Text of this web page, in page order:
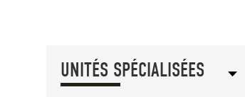
UNITÉS SPÉCIALISÉES